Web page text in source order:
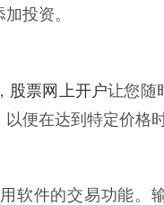
投资。
股票网上开户让您随
便在达到特定价格
软件的交易功能。